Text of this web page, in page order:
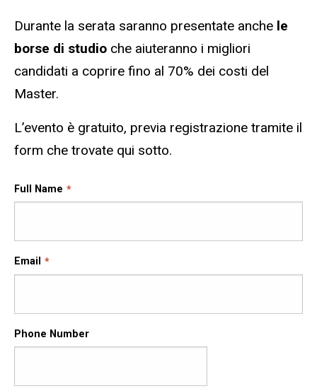
Durante la serata saranno presentate anche le
borse di studio che aiuteranno i migliori
candidati a coprire fino al 70% dei costi del
Master.
L’evento è gratuito, previa registrazione tramite il
form che trovate qui sotto.
Full Name
Email
Phone Number